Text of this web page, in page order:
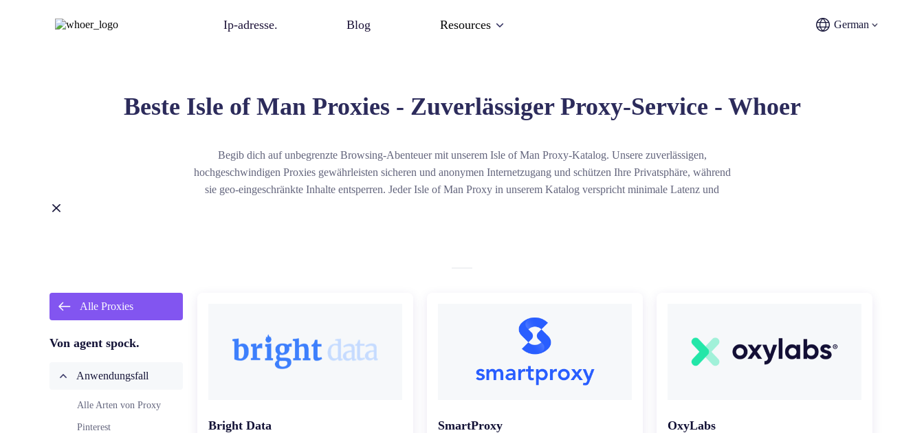
Ip-adresse. Blog Resources German
Beste Isle of Man Proxies - Zuverlässiger Proxy-Service - Whoer
Begib dich auf unbegrenzte Browsing-Abenteuer mit unserem Isle of Man Proxy-Katalog. Unsere zuverlässigen,
hochgeschwindigen Proxies gewährleisten sicheren und anonymen Internetzugang und schützen Ihre Privatsphäre, während
sie geo-eingeschränkte Inhalte entsperren. Jeder Isle of Man Proxy in unserem Katalog verspricht minimale Latenz und
Alle Proxies
Von agent spock.
Anwendungsfall
Alle Arten von Proxy
Pinterest Bright Data SmartProxy OxyLabs